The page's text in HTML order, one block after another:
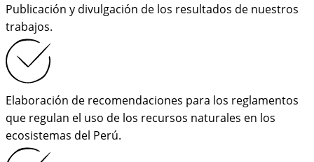
Publicación y divulgación de los resultados de nuestros
trabajos.
Elaboración de recomendaciones para los reglamentos
que regulan el uso de los recursos naturales en los
ecosistemas del Perú.